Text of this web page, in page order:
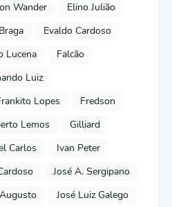
Wander
Elino Julião
Evaldo Cardoso
Lucena
Falcão
Luiz
Lopes
Fredson
Lemos
Gilliard
Carlos
Ivan Peter
José A. Sergipano
José Luiz Galego